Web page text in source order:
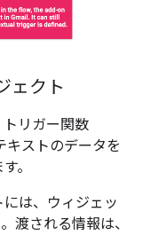
ェクト
リガー関数
キストのデータを
。
は、ウィジェッ
渡される情報は、